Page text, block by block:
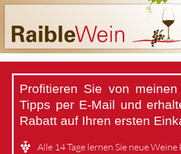
Profitieren Sie von meinen
Tipps per E-Mail und
Rabatt auf Ihren ersten
Alle 14 Tage lernen Sie neue Weine